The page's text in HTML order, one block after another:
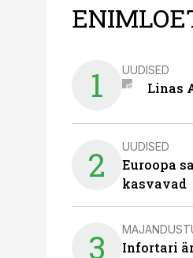
1 UUDISED
Linas
2 UUDISED
Euroopa
kasvavad
3
Infortari